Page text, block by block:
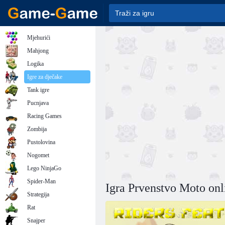
Igra Prvenstvo Moto
Mjehurići
Mahjong
Logika
Igre za dječake
Tank igre
Pucnjava
Racing Games
Zombija
Pustolovina
Nogomet
Lego NinjaGo
Spider-Man
Strategija
Rat
Snajper